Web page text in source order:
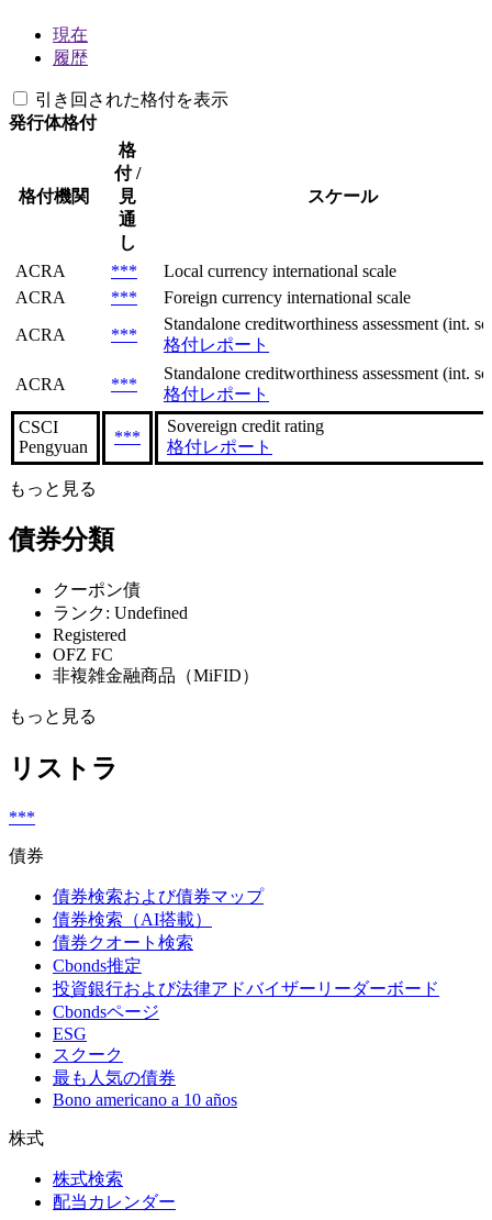
現在
履歴
引き回された格付を表示
発行体格付
格付機関
格
付 /
見
通
し
スケール
ACRA ***
Local currency international scale
ACRA
***
Foreign currency international scale
ACRA
***
Standalone creditworthiness assessment (int.
格付レポート
ACRA ***
Standalone creditworthiness assessment (int.
格付レポート
CSCI
Pengyuan
***
Sovereign сredit rating
格付レポート
もっと見る
債券分類
クーポン債
ランク: Undefined
Registered
OFZ FC
非複雑金融商品（MiFID）
もっと見る
リストラ
***
債券
債券検索および債券マップ
債券検索（AI搭載）
債券クオート検索
Cbonds推定
投資銀行および法律アドバイザーリーダーボード
Cbondsページ
ESG
スクーク
最も人気の債券
Bono americano a 10 años
株式
株式検索
配当カレンダー